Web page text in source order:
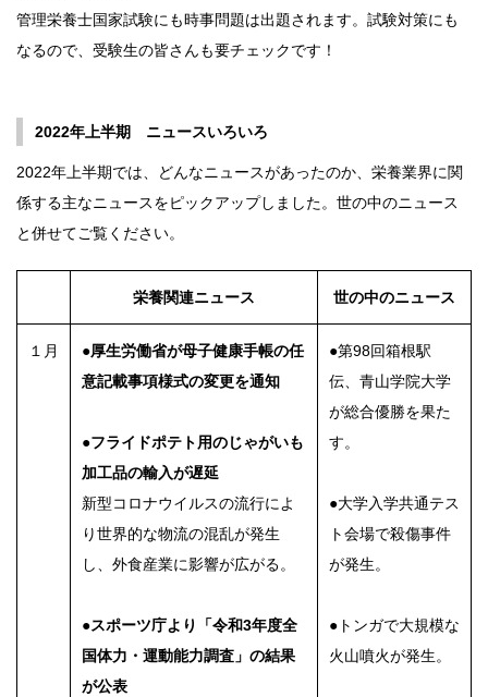
管理栄養士国家試験にも時事問題は出題されます。試験対策にも
なるので、受験生の皆さんも要チェックです！
2022年上半期 ニュースいろいろ
2022年上半期では、どんなニュースがあったのか、栄養業界に関
係する主なニュースをピックアップしました。世の中のニュース
と併せてご覧ください。
栄養関連ニュース 世の中のニュース
１月
●厚生労働省が母子健康手帳の任
意記載事項様式の変更を通知
●フライドポテト用のじゃがいも
加工品の輸入が遅延
新型コロナウイルスの流行によ
り世界的な物流の混乱が発生
し、外食産業に影響が広がる。
●スポーツ庁より「令和3年度全
国体力・運動能力調査」の結果
が公表
●第98回箱根駅
伝、青山学院大学
が総合優勝を果た
す。
●大学入学共通テス
ト会場で殺傷事件
が発生。
●トンガで大規模な
火山噴火が発生。